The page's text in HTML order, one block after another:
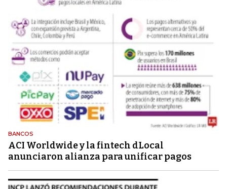
BANCOS
ACI Worldwide y la fintech dLocal
anunciaron alianza para unificar pagos